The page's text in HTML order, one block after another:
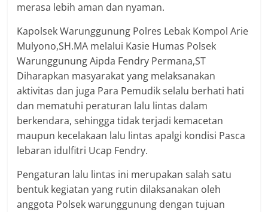
merasa lebih aman dan nyaman.
Kapolsek Warunggunung Polres Lebak Kompol Arie
Mulyono,SH.MA melalui Kasie Humas Polsek
Warunggunung Aipda Fendry Permana,ST
Diharapkan masyarakat yang melaksanakan
aktivitas dan juga Para Pemudik selalu berhati hati
dan mematuhi peraturan lalu lintas dalam
berkendara, sehingga tidak terjadi kemacetan
maupun kecelakaan lalu lintas apalgi kondisi Pasca
lebaran idulfitri Ucap Fendry.
Pengaturan lalu lintas ini merupakan salah satu
bentuk kegiatan yang rutin dilaksanakan oleh
anggota Polsek warunggunung dengan tujuan